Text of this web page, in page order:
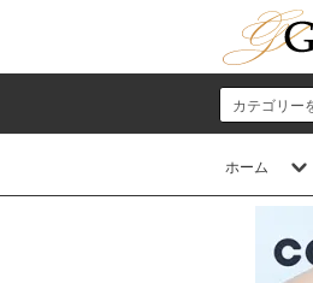
ホーム